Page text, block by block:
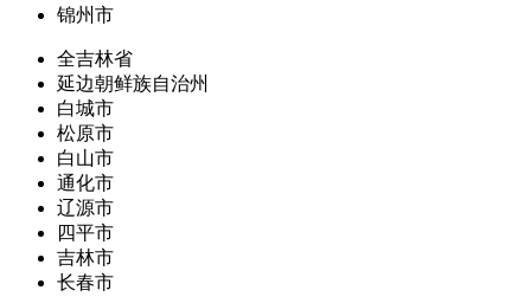
锦州市
全吉林省
延边朝鲜族自治州
白城市
松原市
白山市
通化市
辽源市
四平市
吉林市
长春市